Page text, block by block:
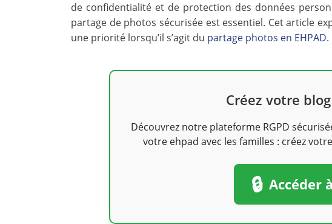
de confidentialité et de protection des données
partage de photos sécurisée est essentiel. Cet article
une priorité lorsqu’il s’agit du partage photos en EHPAD.
Créez votre
Découvrez notre plateforme RGPD
votre ehpad avec les familles : créez
🔒 Accéder